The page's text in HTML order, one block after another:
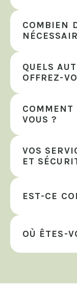
COMBIEN
QUELS
OFFREZ-
COMMENT
VOUS ?
VOS
ET
EST-CE
OÙ ÊTES-